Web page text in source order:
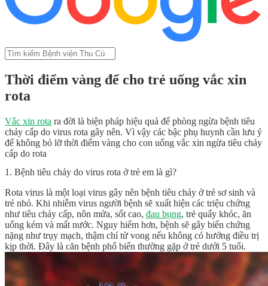
Thời điểm vàng để cho trẻ uống vắc xin
rota
Vắc xin rota ra đời là biện pháp hiệu quả để phòng ngừa bệnh tiêu
chảy cấp do virus rota gây nên. Vì vậy các bậc phụ huynh cần lưu ý
để không bỏ lỡ thời điểm vàng cho con uống vắc xin ngừa tiêu chảy
cấp do rota
1. Bệnh tiêu chảy do virus rota ở trẻ em là gì?
Rota virus là một loại virus gây nên bệnh tiêu chảy ở trẻ sơ sinh và
trẻ nhỏ. Khi nhiễm virus người bệnh sẽ xuất hiện các triệu chứng
như tiêu chảy cấp, nôn mửa, sốt cao, đau bụng, trẻ quấy khóc, ăn
uống kém và mất nước. Nguy hiểm hơn, bệnh sẽ gây biến chứng
nặng như trụy mạch, thậm chí tử vong nếu không có hướng điều trị
kịp thời. Đây là căn bệnh phổ biến thường gặp ở trẻ dưới 5 tuổi.